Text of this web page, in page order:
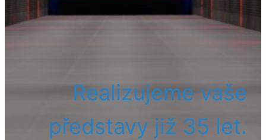
Realizujeme vaše
představy již 35 let.